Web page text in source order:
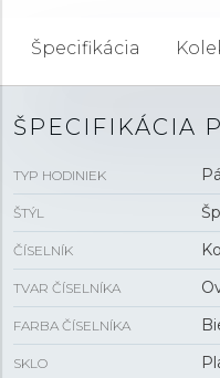
Špecifikácia
ŠPECIFIKÁCIA
TYP HODINIEK
ŠTÝL
ČÍSELNÍK
TVAR ČÍSELNÍKA
FARBA ČÍSELNÍKA
SKLO